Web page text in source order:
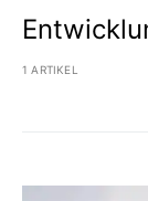
1 ARTIKEL